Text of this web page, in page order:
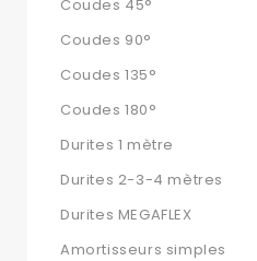
Coudes 45°
Coudes 90°
Coudes 135°
Coudes 180°
Durites 1 mètre
Durites 2-3-4 mètres
Durites MEGAFLEX
Amortisseurs simples